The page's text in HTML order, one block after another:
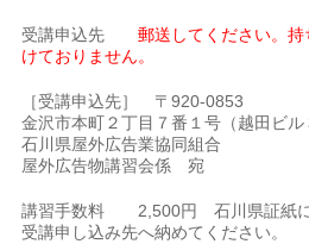
受講申込先郵送してください。
けておりません。
［受講申込先］ 〒920-0853
金沢市本町２丁目７番１号（越田ビル
石川県屋外広告業協同組合
屋外広告物講習会係 宛
講習手数料 2,500円 石川県証紙に
受講申し込み先へ納めてください。